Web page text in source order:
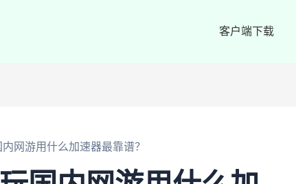
客户端下载
网游用什么加速器最靠谱？